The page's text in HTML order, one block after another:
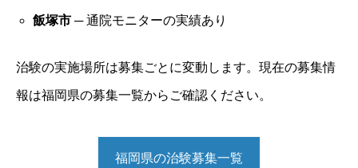
飯塚市─ 通院モニターの実績あり
治験の実施場所は募集ごとに変動します。現在の募集情
報は福岡県の募集一覧からご確認ください。
福岡県の治験募集一覧